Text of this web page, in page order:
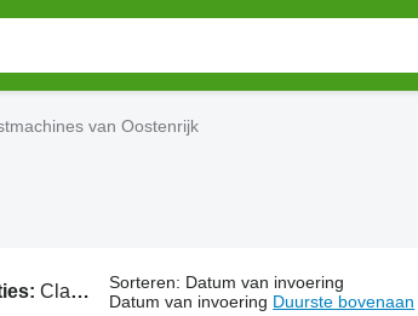
van Oostenrijk
Claas oogstmachines van Oostenrijk Sorteren: Datum van invoering
Datum van invoering Duurste bovenaan